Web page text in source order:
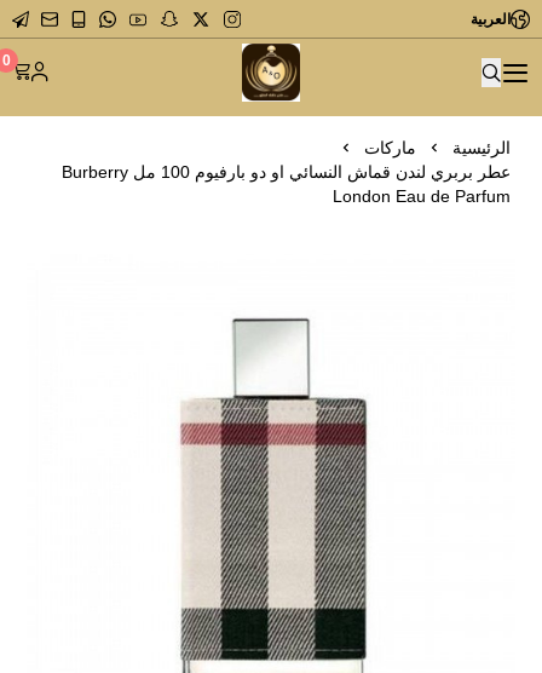
العربية
متجر عاشق العطور 0
الرئيسية
ماركات
عطر بربري لندن قماش النسائي او دو بارفيوم 100 مل Burberry
London Eau de Parfum